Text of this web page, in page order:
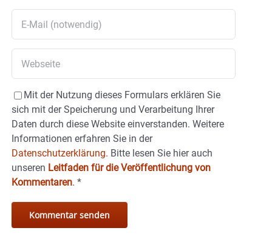
Mit der Nutzung dieses Formulars erklären Sie
sich mit der Speicherung und Verarbeitung Ihrer
Daten durch diese Website einverstanden. Weitere
Informationen erfahren Sie in der
Datenschutzerklärung. Bitte lesen Sie hier auch
unseren Leitfaden für die Veröffentlichung von
Kommentaren. *